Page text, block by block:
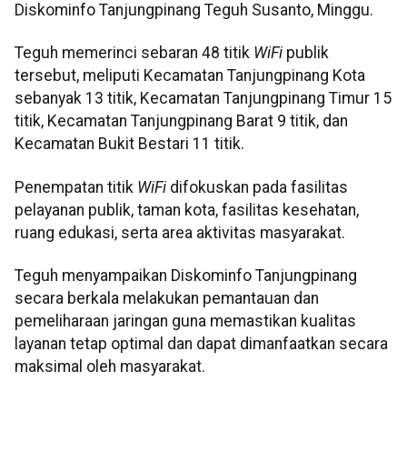
Diskominfo Tanjungpinang Teguh Susanto, Minggu.
Teguh memerinci sebaran 48 titik WiFi publik
tersebut, meliputi Kecamatan Tanjungpinang Kota
sebanyak 13 titik, Kecamatan Tanjungpinang Timur 15
titik, Kecamatan Tanjungpinang Barat 9 titik, dan
Kecamatan Bukit Bestari 11 titik.
Penempatan titik WiFi difokuskan pada fasilitas
pelayanan publik, taman kota, fasilitas kesehatan,
ruang edukasi, serta area aktivitas masyarakat.
Teguh menyampaikan Diskominfo Tanjungpinang
secara berkala melakukan pemantauan dan
pemeliharaan jaringan guna memastikan kualitas
layanan tetap optimal dan dapat dimanfaatkan secara
maksimal oleh masyarakat.